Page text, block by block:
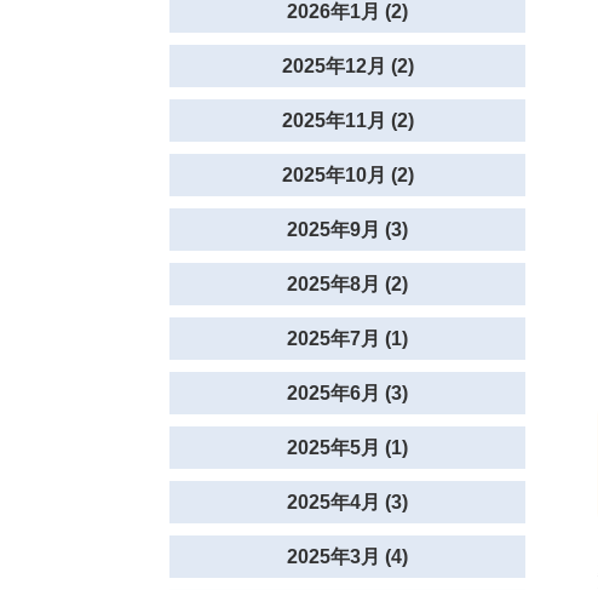
2026年1月 (2)
2025年12月 (2)
2025年11月 (2)
2025年10月 (2)
2025年9月 (3)
2025年8月 (2)
2025年7月 (1)
2025年6月 (3)
2025年5月 (1)
2025年4月 (3)
2025年3月 (4)